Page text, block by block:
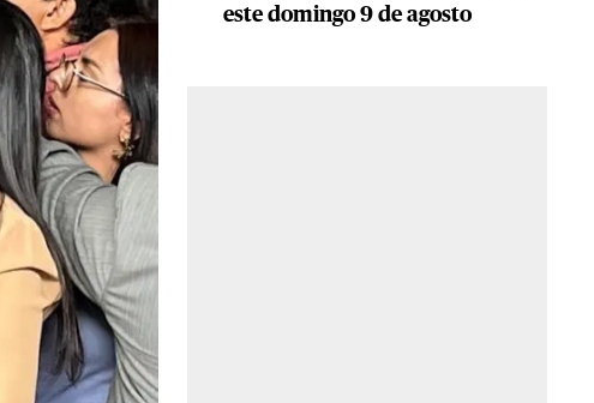
este domingo 9 de agosto